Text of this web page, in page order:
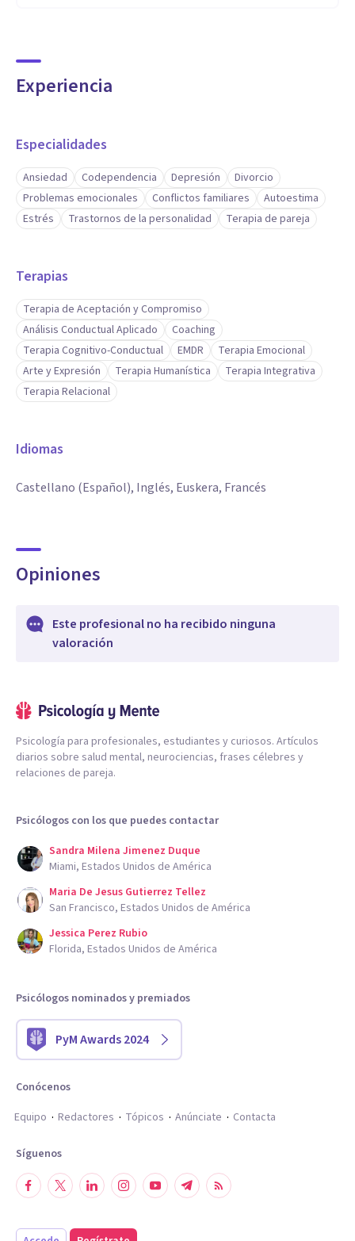
Experiencia
Especialidades
Ansiedad Codependencia Depresión
Divorcio
Problemas emocionales
Conflictos familiares
Autoestima
Estrés
Trastornos de la personalidad Terapia de pareja
Terapias
Terapia de Aceptación y Compromiso
Análisis Conductual Aplicado
Coaching
Terapia Cognitivo-Conductual
EMDR
Terapia Emocional
Arte y Expresión
Terapia Humanística
Terapia Integrativa
Terapia Relacional
Idiomas
Castellano (Español), Inglés, Euskera, Francés
Opiniones
Este profesional no ha recibido ninguna
valoración
Psicología para profesionales, estudiantes y curiosos. Artículos
diarios sobre salud mental, neurociencias, frases célebres y
relaciones de pareja.
Psicólogos con los que puedes contactar
Sandra Milena Jimenez Duque
Miami, Estados Unidos de América
Maria De Jesus Gutierrez Tellez
San Francisco, Estados Unidos de América
Jessica Perez Rubio
Florida, Estados Unidos de América
Psicólogos nominados y premiados
PyM Awards 2024
Conócenos
Equipo
Redactores Tópicos Anúnciate Contacta
Síguenos